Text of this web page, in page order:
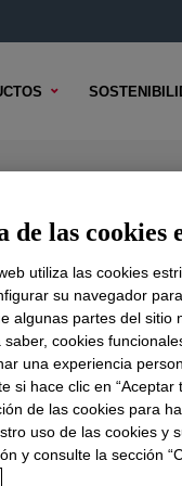
Fluid
TÉCNICO
de las cookies
utiliza las cookies
su navegador
algunas partes del sitio
saber, cookies
una experiencia
si hace clic en
de las cookies para
uso de las cookies y
y consulte la sección